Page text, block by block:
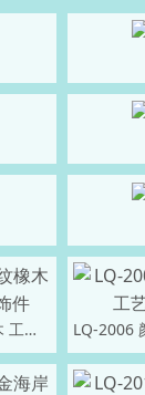
LQ-2001 颜色：直纹橡木 工艺：镶嵌国潮装饰件